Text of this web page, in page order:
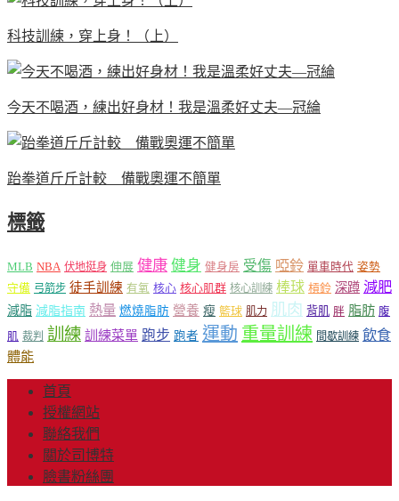
科技訓練，穿上身！（上）
今天不喝酒，練出好身材！我是溫柔好丈夫—冠綸
跆拳道斤斤計較 備戰奧運不簡單
標籤
MLB NBA 伏地挺身 伸展 健康 健身 健身房 受傷 啞鈴 單車時代 姿勢
守備 弓箭步 徒手訓練 有氧 核心 核心肌群 核心訓練 棒球 槓鈴 深蹲 減肥
減脂 減脂指南 熱量 燃燒脂肪 營養 瘦 籃球 肌力 肌肉 背肌 胖 脂肪 腹
肌 裁判 訓練 訓練菜單 跑步 跑者 運動 重量訓練 間歇訓練 飲食
體能
首頁
授權網站
聯絡我們
關於司博特
臉書粉絲團